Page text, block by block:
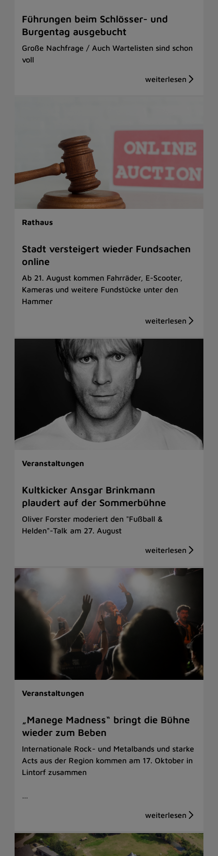
Führungen beim Schlösser- und
Burgentag ausgebucht
Große Nachfrage / Auch Wartelisten sind schon
voll
Rathaus
Stadt versteigert wieder Fundsachen
online
Ab 21. August kommen Fahrräder, E-Scooter,
Kameras und weitere Fundstücke unter den
Hammer
Veranstaltungen
Kultkicker Ansgar Brinkmann
plaudert auf der Sommerbühne
Oliver Forster moderiert den "Fußball &
Helden"-Talk am 27. August
Veranstaltungen
„Manege Madness“ bringt die Bühne
wieder zum Beben
Internationale Rock- und Metalbands und starke
Acts aus der Region kommen am 17. Oktober in
Lintorf zusammen
…